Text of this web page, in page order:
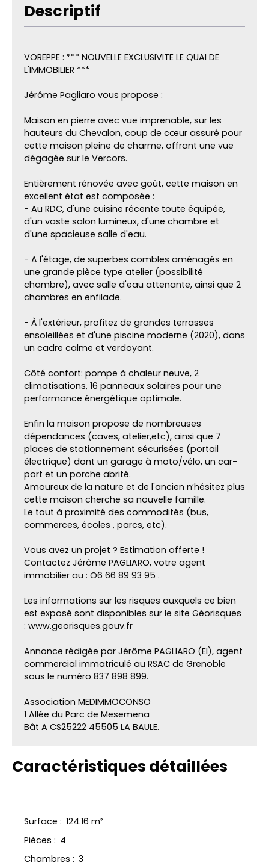
Descriptif
VOREPPE : *** NOUVELLE EXCLUSIVITE LE QUAI DE
L'IMMOBILIER ***
Jérôme Pagliaro vous propose :
Maison en pierre avec vue imprenable, sur les
hauteurs du Chevalon, coup de cœur assuré pour
cette maison pleine de charme, offrant une vue
dégagée sur le Vercors.
Entièrement rénovée avec goût, cette maison en
excellent état est composée :
- Au RDC, d'une cuisine récente toute équipée,
d'un vaste salon lumineux, d'une chambre et
d'une spacieuse salle d'eau.
- A l'étage, de superbes combles aménagés en
une grande pièce type atelier (possibilité
chambre), avec salle d'eau attenante, ainsi que 2
chambres en enfilade.
- À l'extérieur, profitez de grandes terrasses
ensoleillées et d'une piscine moderne (2020), dans
un cadre calme et verdoyant.
Côté confort: pompe à chaleur neuve, 2
climatisations, 16 panneaux solaires pour une
performance énergétique optimale.
Enfin la maison propose de nombreuses
dépendances (caves, atelier,etc), ainsi que 7
places de stationnement sécurisées (portail
électrique) dont un garage à moto/vélo, un car-
port et un porche abrité.
Amoureux de la nature et de l'ancien n’hésitez plus
cette maison cherche sa nouvelle famille.
Le tout à proximité des commodités (bus,
commerces, écoles , parcs, etc).
Vous avez un projet ? Estimation offerte !
Contactez Jérôme PAGLIARO, votre agent
immobilier au : O6 66 89 93 95 .
Les informations sur les risques auxquels ce bien
est exposé sont disponibles sur le site Géorisques
: www.georisques.gouv.fr
Annonce rédigée par Jérôme PAGLIARO (EI), agent
commercial immatriculé au RSAC de Grenoble
sous le numéro 837 898 899.
Association MEDIMMOCONSO
1 Allée du Parc de Mesemena
Bât A CS25222 45505 LA BAULE.
Caractéristiques détaillées
Surface : 124.16 m²
Pièces : 4
Chambres : 3